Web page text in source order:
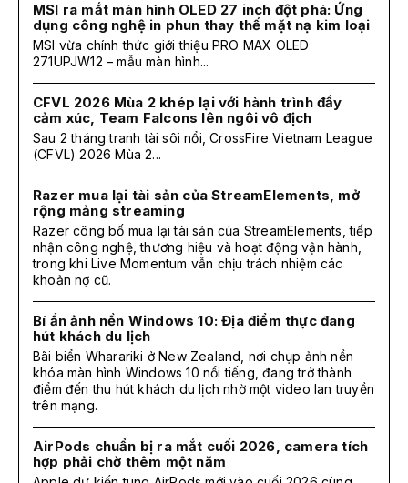
MSI ra mắt màn hình OLED 27 inch đột phá: Ứng
dụng công nghệ in phun thay thế mặt nạ kim loại
MSI vừa chính thức giới thiệu PRO MAX OLED
271UPJW12 – mẫu màn hình...
CFVL 2026 Mùa 2 khép lại với hành trình đầy
cảm xúc, Team Falcons lên ngôi vô địch
Sau 2 tháng tranh tài sôi nổi, CrossFire Vietnam League
(CFVL) 2026 Mùa 2...
Razer mua lại tài sản của StreamElements, mở
rộng mảng streaming
Razer công bố mua lại tài sản của StreamElements, tiếp
nhận công nghệ, thương hiệu và hoạt động vận hành,
trong khi Live Momentum vẫn chịu trách nhiệm các
khoản nợ cũ.
Bí ẩn ảnh nền Windows 10: Địa điểm thực đang
hút khách du lịch
Bãi biển Wharariki ở New Zealand, nơi chụp ảnh nền
khóa màn hình Windows 10 nổi tiếng, đang trở thành
điểm đến thu hút khách du lịch nhờ một video lan truyền
trên mạng.
AirPods chuẩn bị ra mắt cuối 2026, camera tích
hợp phải chờ thêm một năm